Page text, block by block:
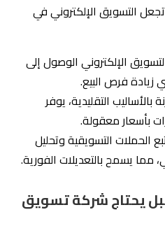
التسويق الإلكتروني في
الإلكتروني الوصول إلى
فرص البيع.
بالأساليب التقليدية، يوفر
بأسعار معقولة.
الحملات التسويقية وتحليل
مما يسمح بالتعديلات الفورية.
يحتاج شركة تسويق